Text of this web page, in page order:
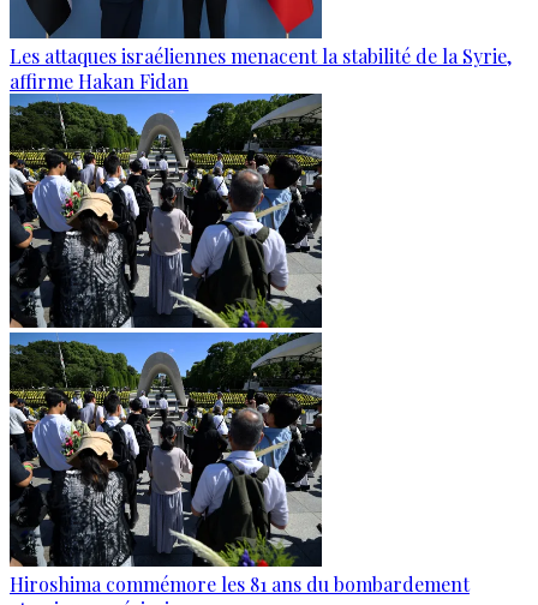
Les attaques israéliennes menacent la stabilité de la Syrie,
affirme Hakan Fidan
Hiroshima commémore les 81 ans du bombardement